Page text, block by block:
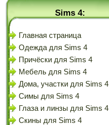
Sims 4:
Главная страница
Одежда для Sims 4
Причёски для Sims 4
Мебель для Sims 4
Дома, участки для Sims 4
Симы для Sims 4
Глаза и линзы для Sims 4
Скины для Sims 4